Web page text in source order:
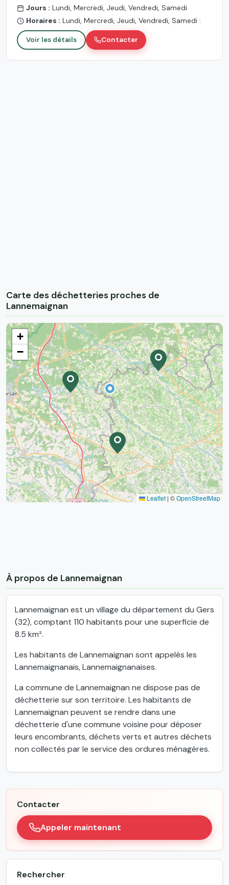
Jours : Lundi, Mercredi, Jeudi, Vendredi, Samedi
Horaires : Lundi, Mercredi, Jeudi, Vendredi, Samedi :
Voir les détails Contacter
Carte des déchetteries proches de
Lannemaignan
+
−
Leaflet | ©OpenStreetMap
À propos de Lannemaignan
Lannemaignan est un village du département du Gers
(32), comptant 110 habitants pour une superficie de
8.5 km².
Les habitants de Lannemaignan sont appelés les
Lannemaignanais, Lannemaignanaises.
La commune de Lannemaignan ne dispose pas de
déchetterie sur son territoire. Les habitants de
Lannemaignan peuvent se rendre dans une
déchetterie d'une commune voisine pour déposer
leurs encombrants, déchets verts et autres déchets
non collectés par le service des ordures ménagères.
Contacter
Appeler maintenant
Rechercher